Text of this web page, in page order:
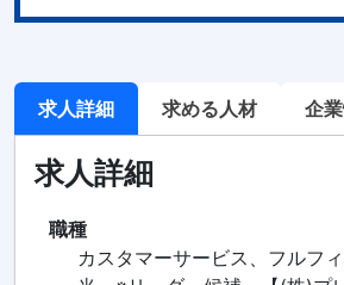
求人詳細 求める人材 企
求人詳細
職種
カスタマーサービス、フルフ